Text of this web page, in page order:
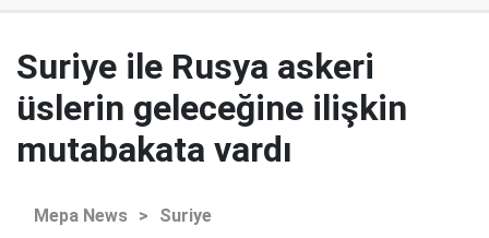
Suriye ile Rusya askeri
üslerin geleceğine ilişkin
mutabakata vardı
Mepa News > Suriye